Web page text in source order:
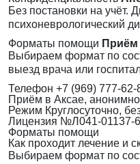
Без постановки на учёт.
психоневрологический
Форматы помощи Приём
Выбираем формат по
выезд врача или
Телефон +7 (969) 777-62-
Приём в Аксае, анонимно
Режим Круглосуточно,
Лицензия №Л041-01137-
Форматы помощи
Как проходит лечение и
Выбираем формат по